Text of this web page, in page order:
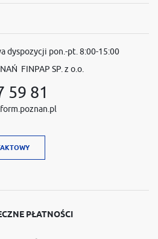
dyspozycji pon.-pt. 8:00-15:00
FINPAP SP. z o.o.
59 81
PŁATNOŚCI